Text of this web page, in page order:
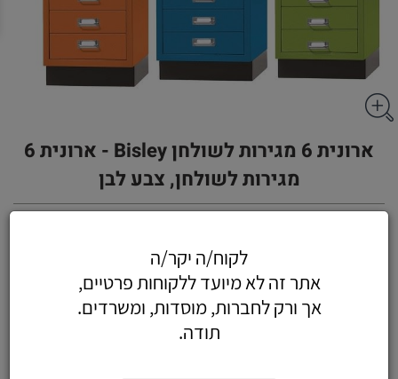
ארונית 6 מגירות לשולחן Bisley - ארונית 6
מגירות לשולחן, צבע לבן
על המוצר
לקוח/ה יקר/ה
אתר זה לא מיועד ללקוחות פרטיים,
אך ורק לחברות, מוסדות, ומשרדים.
תודה.